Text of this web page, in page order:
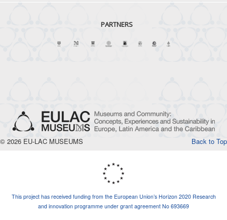
PARTNERS
Back to Top
© 2026 EU-LAC MUSEUMS
This project has received funding from the European Union’s Horizon 2020 Research
and innovation programme under grant agreement No 693669